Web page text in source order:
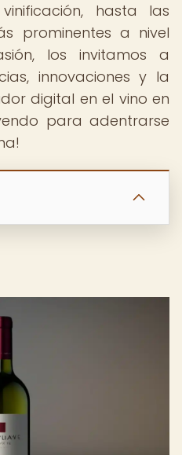
hasta las
prominentes a nivel
los invitamos a
innovaciones y la
digital en el vino en
para adentrarse